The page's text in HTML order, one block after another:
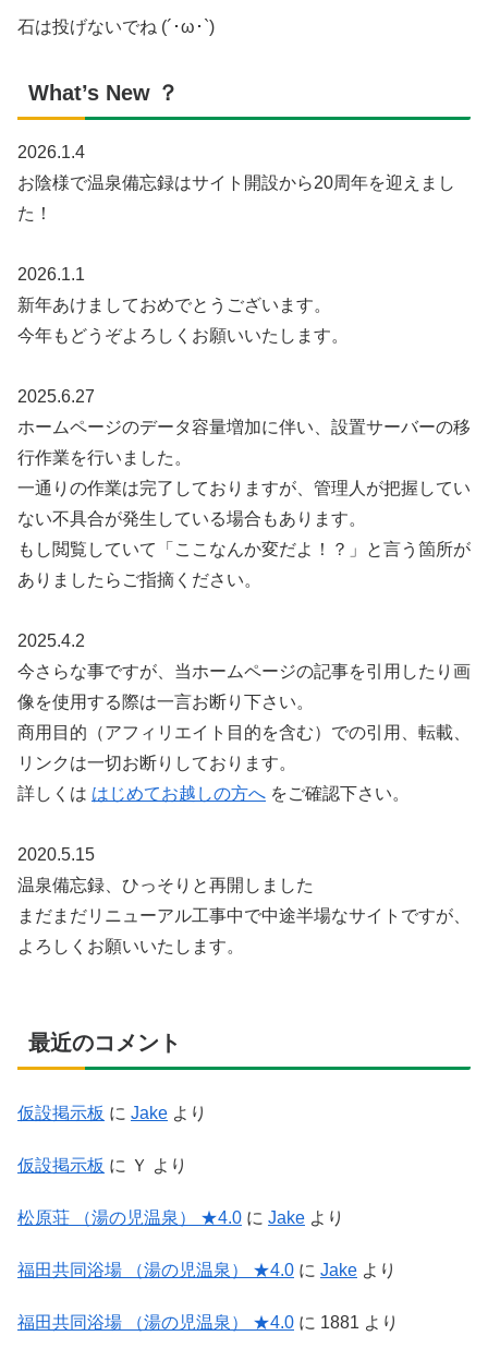
石は投げないでね (´･ω･`)
What’s New ？
2026.1.4
お陰様で温泉備忘録はサイト開設から20周年を迎えまし
た！
2026.1.1
新年あけましておめでとうございます。
今年もどうぞよろしくお願いいたします。
2025.6.27
ホームページのデータ容量増加に伴い、設置サーバーの移
行作業を行いました。
一通りの作業は完了しておりますが、管理人が把握してい
ない不具合が発生している場合もあります。
もし閲覧していて「ここなんか変だよ！？」と言う箇所が
ありましたらご指摘ください。
2025.4.2
今さらな事ですが、当ホームページの記事を引用したり画
像を使用する際は一言お断り下さい。
商用目的（アフィリエイト目的を含む）での引用、転載、
リンクは一切お断りしております。
詳しくは はじめてお越しの方へ をご確認下さい。
2020.5.15
温泉備忘録、ひっそりと再開しました
まだまだリニューアル工事中で中途半場なサイトですが、
よろしくお願いいたします。
最近のコメント
仮設掲示板 に Jake より
仮設掲示板 に Ｙ より
松原荘 （湯の児温泉） ★4.0 に Jake より
福田共同浴場 （湯の児温泉） ★4.0 に Jake より
福田共同浴場 （湯の児温泉） ★4.0 に 1881 より